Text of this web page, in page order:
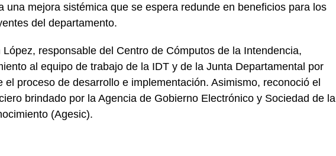
una mejora sistémica que se espera redunde en beneficios para los
del departamento.
responsable del Centro de Cómputos de la Intendencia,
al equipo de trabajo de la IDT y de la Junta Departamental por
el proceso de desarrollo e implementación. Asimismo, reconoció el
brindado por la Agencia de Gobierno Electrónico y Sociedad de la
(Agesic).